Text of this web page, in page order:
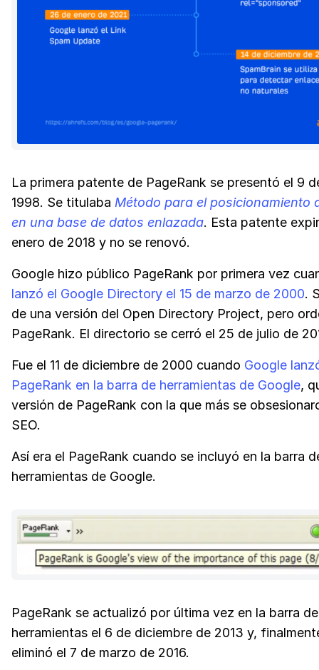
La primera patente de PageRank se presentó el 9
1998. Se titulaba Método para el posicionamiento
en una base de datos enlazada. Esta patente
enero de 2018 y no se renovó.
Google hizo público PageRank por primera vez
lanzó el Google Directory el 15 de marzo de 2000.
de una versión del Open Directory Project, pero
PageRank. El directorio se cerró el 25 de julio de
Fue el 11 de diciembre de 2000 cuando Google
PageRank en la barra de herramientas de Google,
versión de PageRank con la que más se
SEO.
Así era el PageRank cuando se incluyó en la barra
herramientas de Google.
PageRank se actualizó por última vez en la barra de
herramientas el 6 de diciembre de 2013 y,
eliminó el 7 de marzo de 2016.